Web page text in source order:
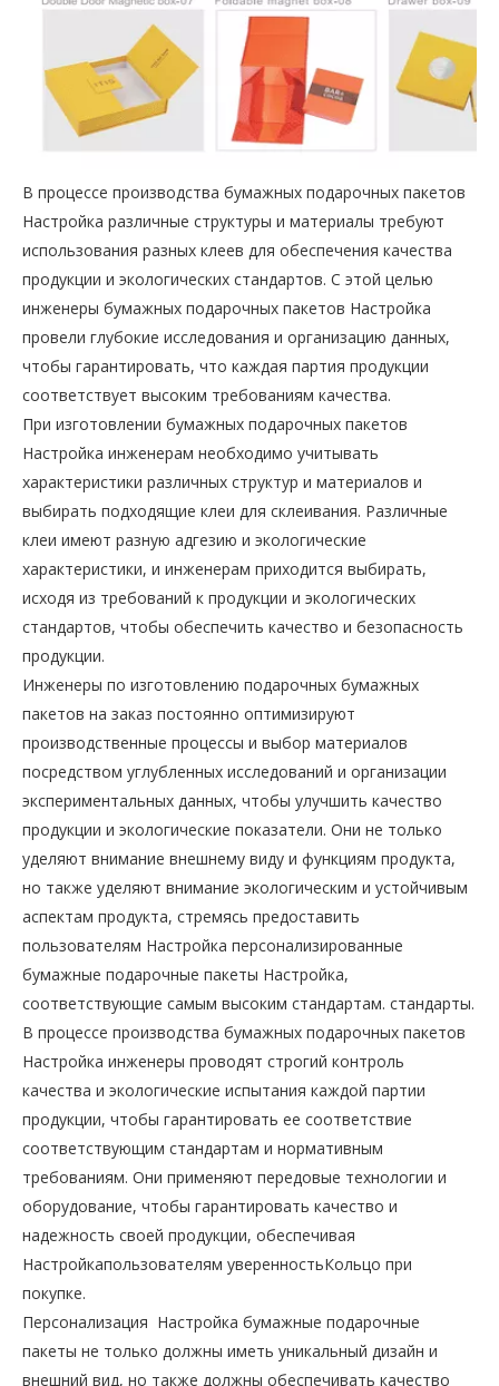
В процессе производства бумажных подарочных пакетов
Настройка различные структуры и материалы требуют
использования разных клеев для обеспечения качества
продукции и экологических стандартов. С этой целью
инженеры бумажных подарочных пакетов Настройка
провели глубокие исследования и организацию данных,
чтобы гарантировать, что каждая партия продукции
соответствует высоким требованиям качества.
При изготовлении бумажных подарочных пакетов
Настройка инженерам необходимо учитывать
характеристики различных структур и материалов и
выбирать подходящие клеи для склеивания. Различные
клеи имеют разную адгезию и экологические
характеристики, и инженерам приходится выбирать,
исходя из требований к продукции и экологических
стандартов, чтобы обеспечить качество и безопасность
продукции.
Инженеры по изготовлению подарочных бумажных
пакетов на заказ постоянно оптимизируют
производственные процессы и выбор материалов
посредством углубленных исследований и организации
экспериментальных данных, чтобы улучшить качество
продукции и экологические показатели. Они не только
уделяют внимание внешнему виду и функциям продукта,
но также уделяют внимание экологическим и устойчивым
аспектам продукта, стремясь предоставить
пользователям Настройка персонализированные
бумажные подарочные пакеты Настройка,
соответствующие самым высоким стандартам. стандарты.
В процессе производства бумажных подарочных пакетов
Настройка инженеры проводят строгий контроль
качества и экологические испытания каждой партии
продукции, чтобы гарантировать ее соответствие
соответствующим стандартам и нормативным
требованиям. Они применяют передовые технологии и
оборудование, чтобы гарантировать качество и
надежность своей продукции, обеспечивая
Настройкапользователям уверенностьКольцо при
покупке.
Персонализация Настройка бумажные подарочные
пакеты не только должны иметь уникальный дизайн и
внешний вид, но также должны обеспечивать качество